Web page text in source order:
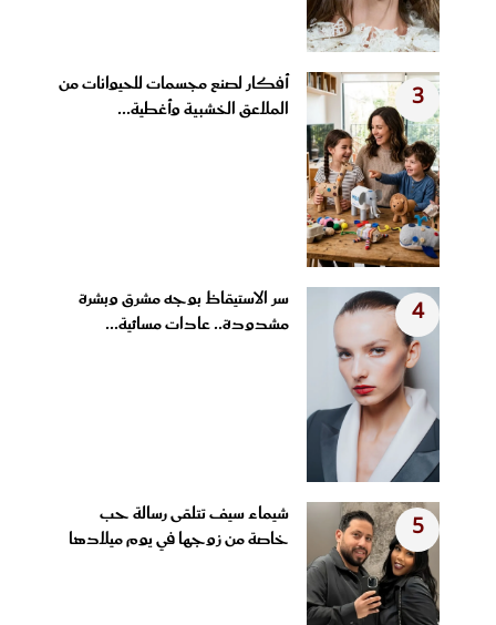
3
أفكار لصنع مجسمات للحيوانات من
الملاعق الخشبية وأغطية...
4
سر الاستيقاظ بوجه مشرق وبشرة
مشدودة.. عادات مسائية...
5
شيماء سيف تتلقى رسالة حب
خاصة من زوجها في يوم ميلادها